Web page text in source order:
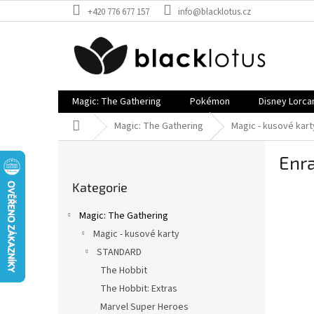
na
+420 776 677 157 info@blacklotus.cz
Magic: The Gathering Pokémon Disney
Domů Magic: The Gathering Magic - kusové
kategorie
Kategorie
Magic: The Gathering
Magic - kusové karty
STANDARD
The Hobbit
The Hobbit: Extras
Marvel Super Heroes